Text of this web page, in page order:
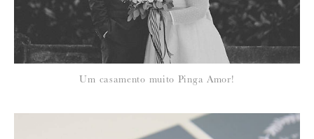
13 de Novembro de 2012
MARTA
Adorei a ideia, Susana!
Já estou a imaginar os cabides cá de
Um casamento muito Pinga Amor!